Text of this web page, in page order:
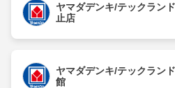
ヤマダデンキ/テックラン
止店
ヤマダデンキ/テックラン
館